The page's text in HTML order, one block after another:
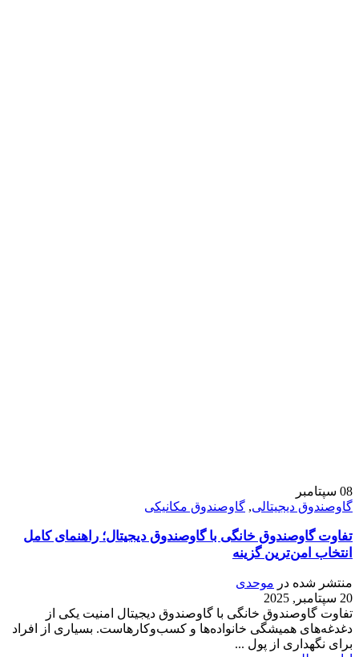
08 سپتامبر
گاوصندوق دیجیتالی, گاوصندوق مکانیکی
تفاوت گاوصندوق خانگی با گاوصندوق دیجیتال؛ راهنمای کامل
انتخاب امن‌ترین گزینه
منتشر شده در موحدی
20 سپتامبر, 2025
تفاوت گاوصندوق خانگی با گاوصندوق دیجیتال امنیت یکی از
دغدغه‌های همیشگی خانواده‌ها و کسب‌وکارهاست. بسیاری از افراد
برای نگهداری از پول ...